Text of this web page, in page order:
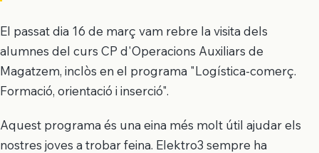
El passat dia 16 de març vam rebre la visita dels
alumnes del curs CP d'Operacions Auxiliars de
Magatzem, inclòs en el programa "Logística-comerç.
Formació, orientació i inserció".
Aquest programa és una eina més molt útil ajudar els
nostres joves a trobar feina. Elektro3 sempre ha